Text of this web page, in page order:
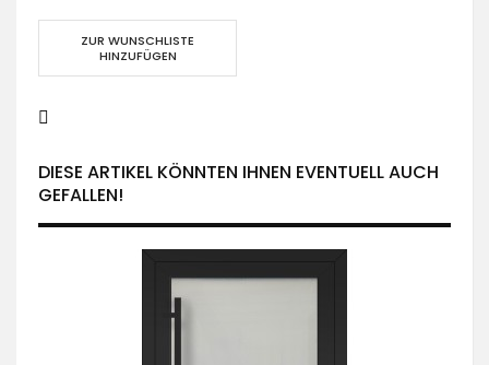
ZUR WUNSCHLISTE
HINZUFÜGEN
DIESE ARTIKEL KÖNNTEN IHNEN EVENTUELL AUCH
GEFALLEN!